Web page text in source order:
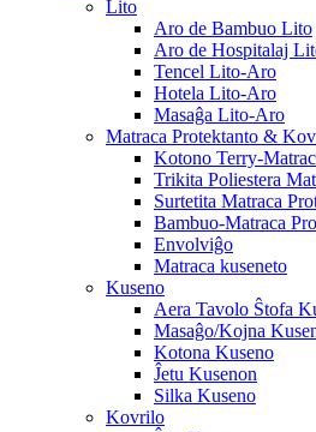
Lito
Aro de Bambuo Lito
Aro de Hospitalaj
Tencel Lito-Aro
Hotela Lito-Aro
Masaĝa Lito-Aro
Matraca Protektanto &
Kotono Terry-
Trikita Poliestera
Surtetita Matraca
Bambuo-Matraca
Envolviĝo
Matraca kuseneto
Kuseno
Aera Tavolo Ŝtofa
Masaĝo/Kojna
Kotona Kuseno
Ĵetu Kusenon
Silka Kuseno
Kovrilo